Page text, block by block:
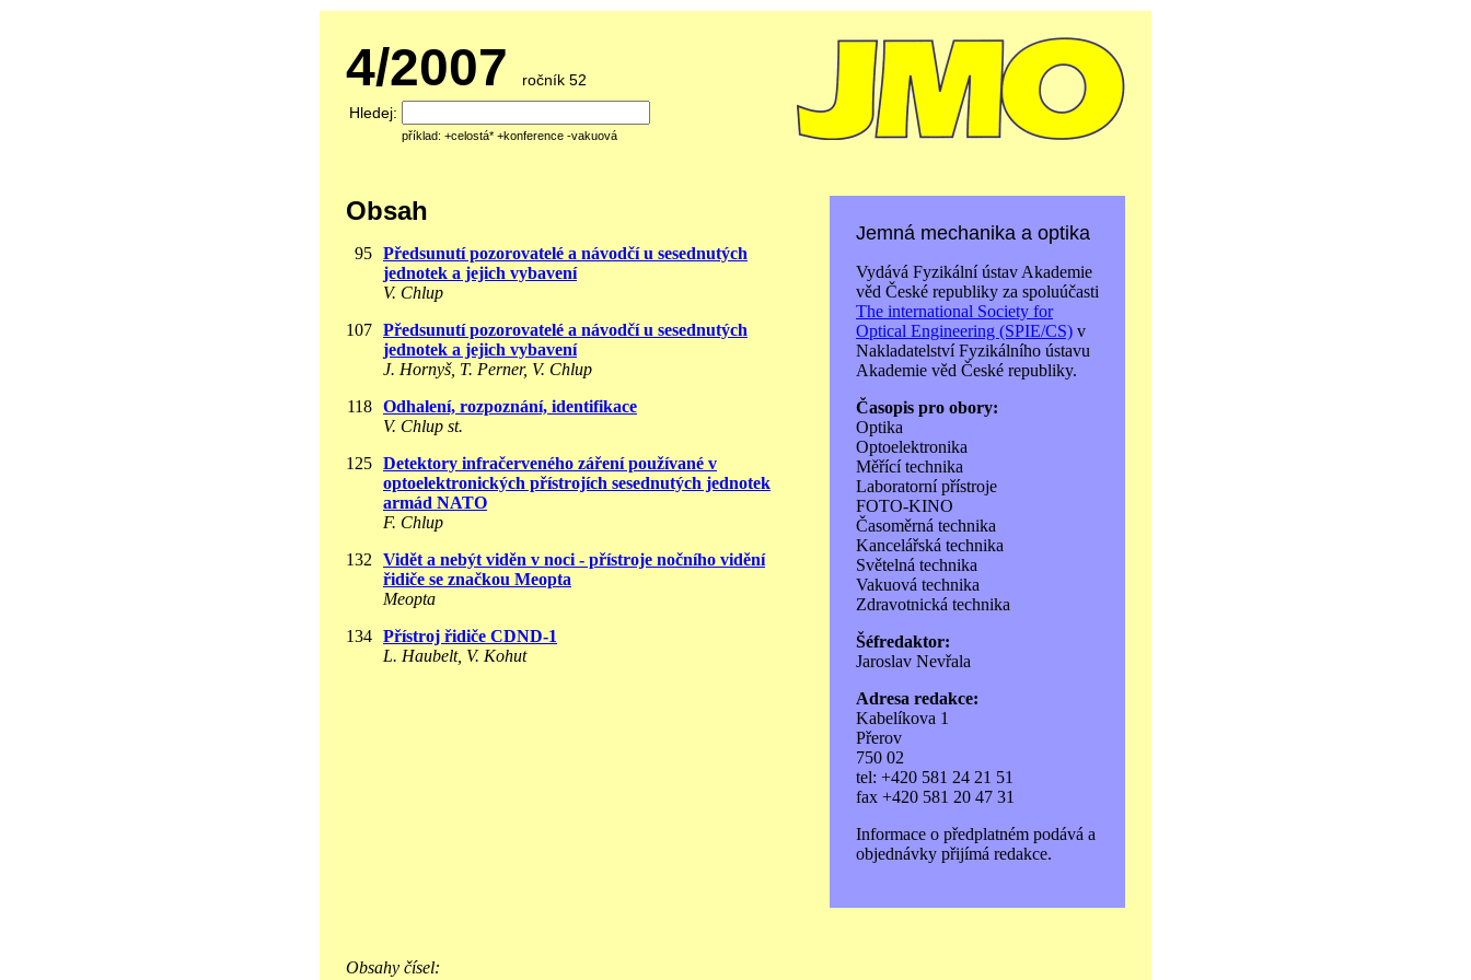
4/2007
ročník 52
Hledej:
příklad: +celostá* +konference -vakuová
Obsah
95 Předsunutí pozorovatelé a návodčí u sesednutých
jednotek a jejich vybavení
V. Chlup
107 Předsunutí pozorovatelé a návodčí u sesednutých
jednotek a jejich vybavení
J. Hornyš, T. Perner, V. Chlup
118 Odhalení, rozpoznání, identifikace
V. Chlup st.
125 Detektory infračerveného záření používané v
optoelektronických přístrojích sesednutých jednotek
armád NATO
F. Chlup
132
Vidět a nebýt viděn v noci - přístroje nočního vidění
řidiče se značkou Meopta
Meopta
134 Přístroj řidiče CDND-1
L. Haubelt, V. Kohut
Jemná mechanika a optika
Vydává Fyzikální ústav Akademie
věd České republiky za spoluúčasti
The international Society for
Optical Engineering (SPIE/CS) v
Nakladatelství Fyzikálního ústavu
Akademie věd České republiky.
Časopis pro obory:
Optika
Optoelektronika
Měřící technika
Laboratorní přístroje
FOTO-KINO
Časoměrná technika
Kancelářská technika
Světelná technika
Vakuová technika
Zdravotnická technika
Šéfredaktor:
Jaroslav Nevřala
Adresa redakce:
Kabelíkova 1
Přerov
750 02
tel: +420 581 24 21 51
fax +420 581 20 47 31
Informace o předplatném podává a
objednávky přijímá redakce.
Obsahy čísel: